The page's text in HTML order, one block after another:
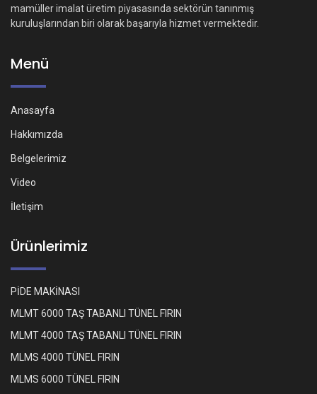
mamüller imalat üretim piyasasında sektörün tanınmış
kuruluşlarından biri olarak başarıyla hizmet vermektedir.
Menü
Anasayfa
Hakkımızda
Belgelerimiz
Video
İletişim
Ürünlerimiz
PİDE MAKİNASI
MLMT 6000 TAŞ TABANLI TÜNEL FIRIN
MLMT 4000 TAŞ TABANLI TÜNEL FIRIN
MLMS 4000 TÜNEL FIRIN
MLMS 6000 TÜNEL FIRIN